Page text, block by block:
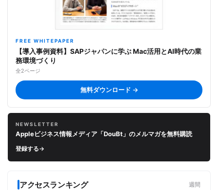
FREE WHITEPAPER
【導入事例資料】SAPジャパンに学ぶ Mac活用とAI時代の業
務環境づくり
全2ページ
無料ダウンロード →
NEWSLETTER
Appleビジネス情報メディア「DouBt」のメルマガを無料購読
登録する→
アクセスランキング 週間